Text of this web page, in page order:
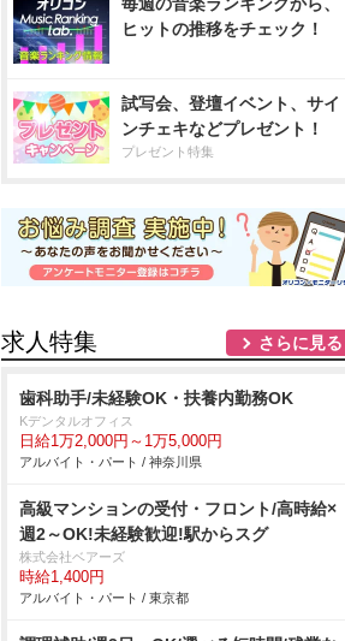
ヒットの推移をチェック！
試写会、登壇イベント、サイ
ンチェキなどプレゼント！
プレゼント特集
求人特集 さらに見る
歯科助手/未経験OK・扶養内勤務OK
Kデンタルオフィス
日給1万2,000円～1万5,000円
アルバイト・パート / 神奈川県
高級マンションの受付・フロント/高時給×
週2～OK!未経験歓迎!駅からスグ
株式会社ベアーズ
時給1,400円
アルバイト・パート / 東京都